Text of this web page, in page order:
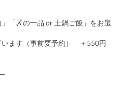
「〆の一品 or 土鍋ご飯」をお選
います（事前要予約） ＋550円